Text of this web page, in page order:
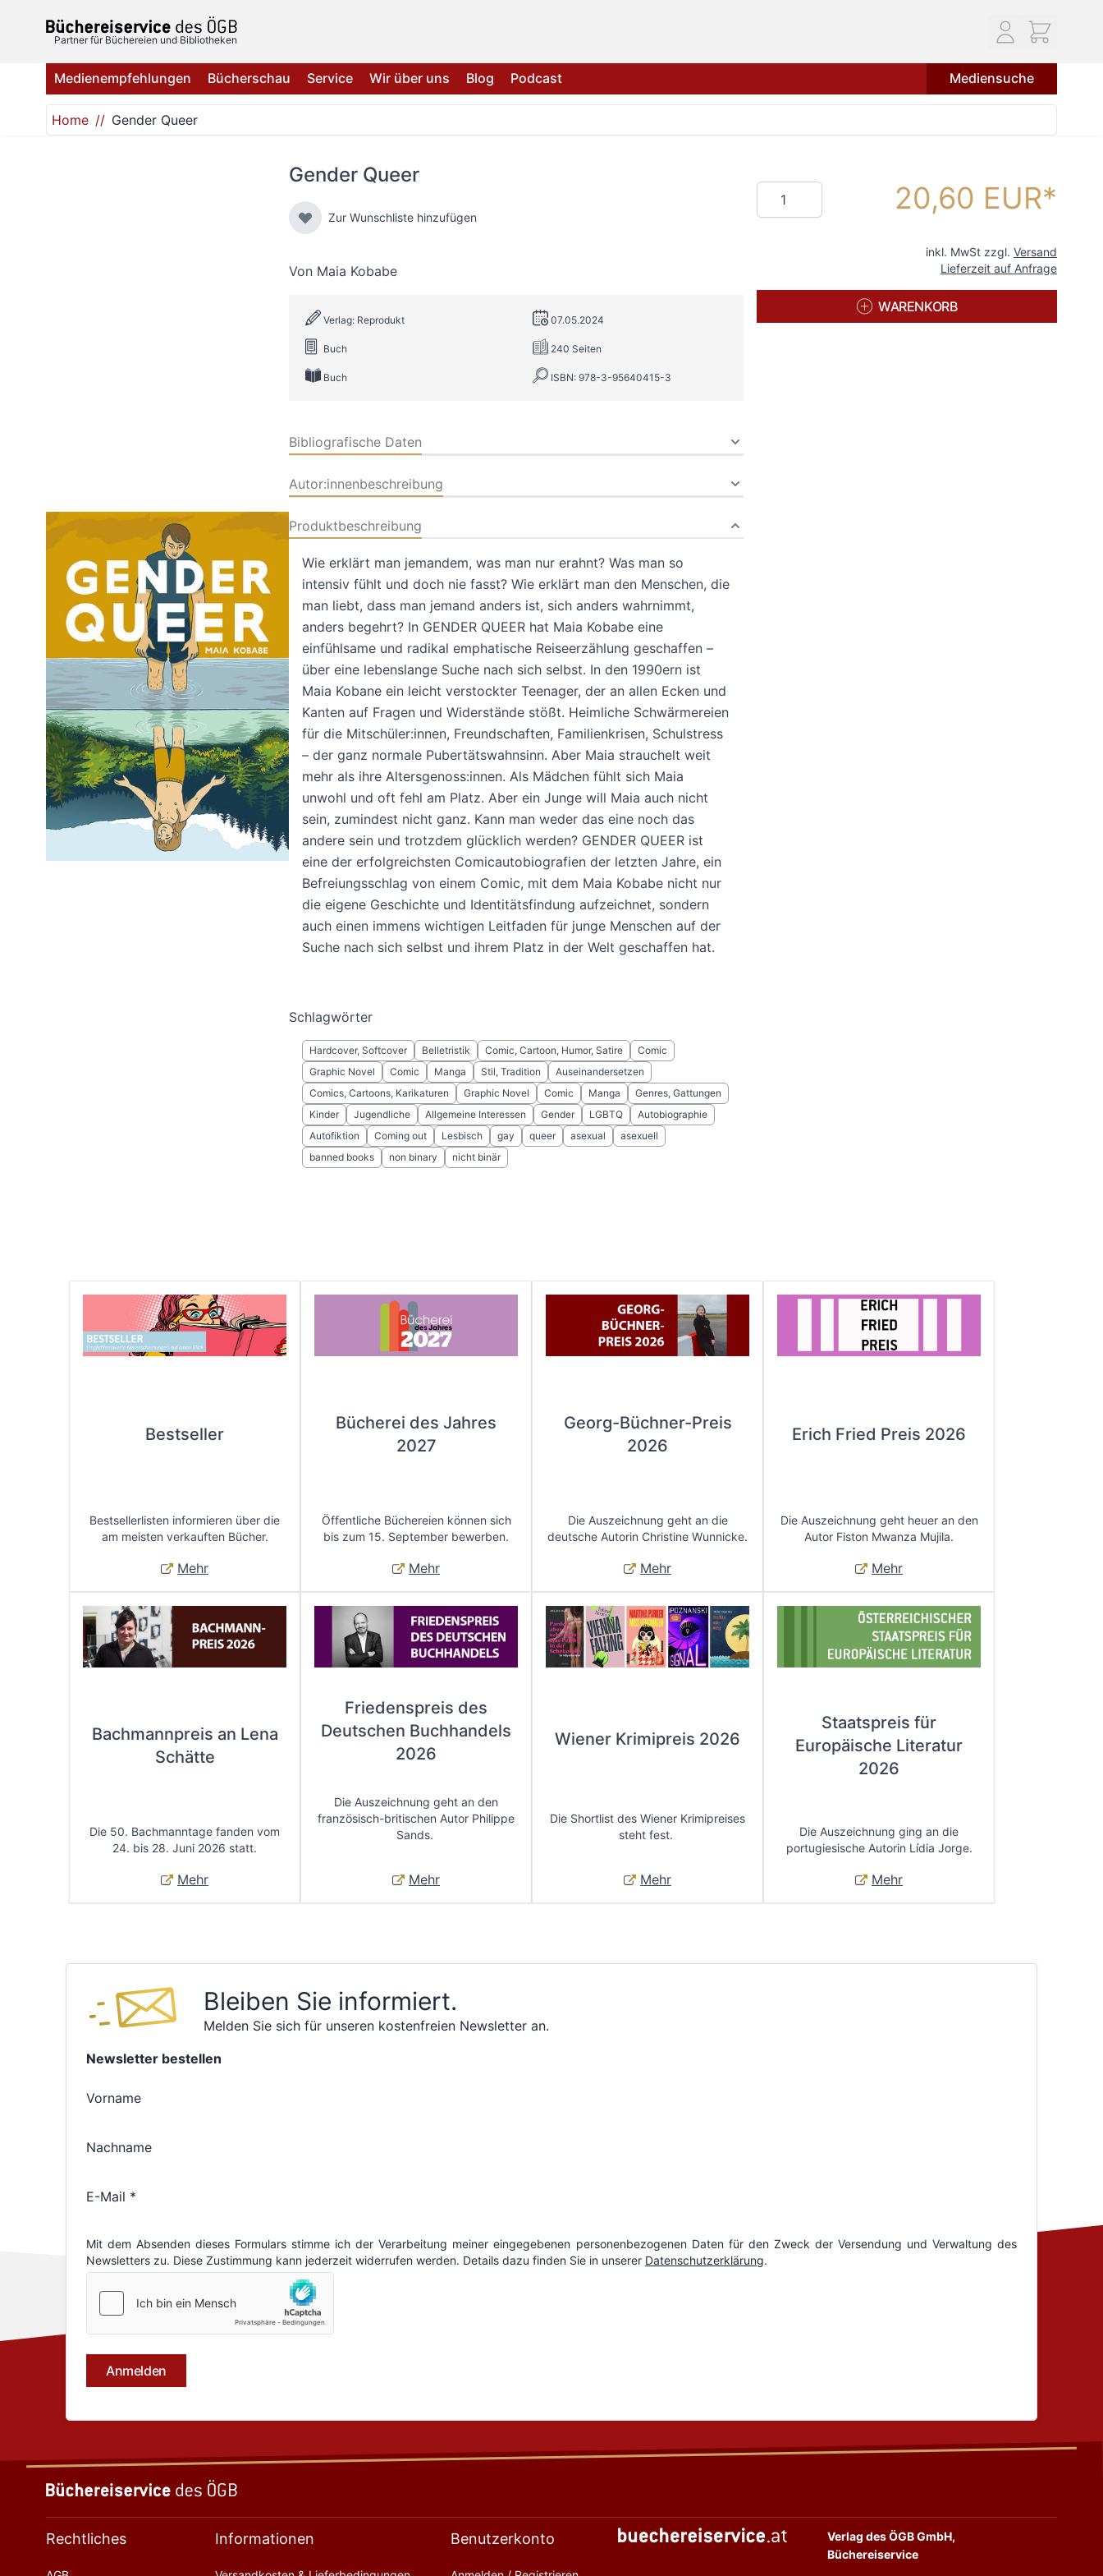
Partner für Büchereien und Bibliotheken
Medienempfehlungen Bücherschau Service Wir über uns Blog Podcast Mediensuche
Home Gender Queer
Gender Queer
Zur Wunschliste hinzufügen
Von Maia Kobabe
Verlag: Reprodukt 07.05.2024
Buch 240 Seiten
Buch ISBN: 978-3-95640415-3
Bibliografische Daten
Autor:innenbeschreibung
Produktbeschreibung
Wie erklärt man jemandem, was man nur erahnt? Was man so
intensiv fühlt und doch nie fasst? Wie erklärt man den Menschen, die
man liebt, dass man jemand anders ist, sich anders wahrnimmt,
anders begehrt? In GENDER QUEER hat Maia Kobabe eine
einfühlsame und radikal emphatische Reiseerzählung geschaffen –
über eine lebenslange Suche nach sich selbst. In den 1990ern ist
Maia Kobane ein leicht verstockter Teenager, der an allen Ecken und
Kanten auf Fragen und Widerstände stößt. Heimliche Schwärmereien
für die Mitschüler:innen, Freundschaften, Familienkrisen, Schulstress
– der ganz normale Pubertätswahnsinn. Aber Maia strauchelt weit
mehr als ihre Altersgenoss:innen. Als Mädchen fühlt sich Maia
unwohl und oft fehl am Platz. Aber ein Junge will Maia auch nicht
sein, zumindest nicht ganz. Kann man weder das eine noch das
andere sein und trotzdem glücklich werden? GENDER QUEER ist
eine der erfolgreichsten Comicautobiografien der letzten Jahre, ein
Befreiungsschlag von einem Comic, mit dem Maia Kobabe nicht nur
die eigene Geschichte und Identitätsfindung aufzeichnet, sondern
auch einen immens wichtigen Leitfaden für junge Menschen auf der
Suche nach sich selbst und ihrem Platz in der Welt geschaffen hat.
Schlagwörter
Hardcover, Softcover Belletristik Comic, Cartoon, Humor, Satire
Comic
Graphic Novel
Comic Manga Stil, Tradition
Auseinandersetzen
Comics, Cartoons, Karikaturen
Graphic Novel Comic Manga
Genres, Gattungen
Kinder
Jugendliche Allgemeine Interessen Gender LGBTQ
Autobiographie
Autofiktion
Coming out Lesbisch gay queer asexual
asexuell
banned books
non binary nicht binär
Menge 20,60 EUR
inkl. MwSt zzgl. Versand
Lieferzeit auf Anfrage
WARENKORB
Bestseller
Bestsellerlisten informieren über die
am meisten verkauften Bücher.
Mehr
Bücherei des Jahres
2027
Öffentliche Büchereien können sich
bis zum 15. September bewerben.
Mehr
Georg-Büchner-Preis
2026
Die Auszeichnung geht an die
deutsche Autorin Christine Wunnicke.
Mehr
Erich Fried Preis 2026
Die Auszeichnung geht heuer an den
Autor Fiston Mwanza Mujila.
Mehr
Bachmannpreis an Lena
Schätte
Die 50. Bachmanntage fanden vom
24. bis 28. Juni 2026 statt.
Mehr
Friedenspreis des
Deutschen Buchhandels
2026
Die Auszeichnung geht an den
französisch-britischen Autor Philippe
Sands.
Mehr
Wiener Krimipreis 2026
Die Shortlist des Wiener Krimipreises
steht fest.
Mehr
Staatspreis für
Europäische Literatur
2026
Die Auszeichnung ging an die
portugiesische Autorin Lídia Jorge.
Mehr
Bleiben Sie informiert.
Melden Sie sich für unseren kostenfreien Newsletter an.
Rechtliches Informationen Benutzerkonto
Verlag des ÖGB GmbH,
Büchereiservice